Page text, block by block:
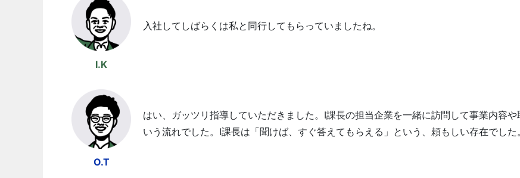
I.K
入社してしばらくは私と同行してもらっていましたね。
O.T
はい、ガッツリ指導していただきました。I課長の担当企業を一緒に訪問して事業内容
いう流れでした。I課長は「聞けば、すぐ答えてもらえる」という、頼もしい存在でした。